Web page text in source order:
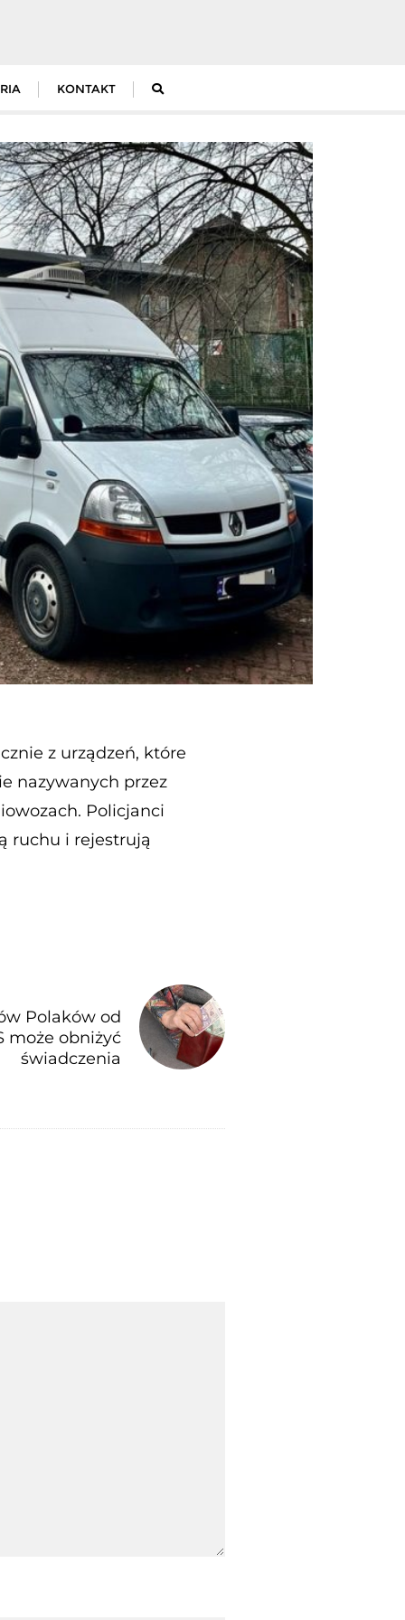
KONTAKT
z urządzeń, które
nazywanych przez
Policjanci
ruchu i rejestrują
Polaków od
może obniżyć
świadczenia